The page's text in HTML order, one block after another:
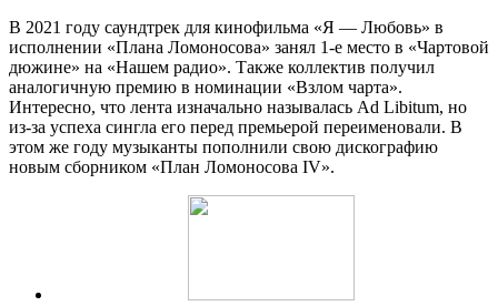
В 2021 году саундтрек для кинофильма «Я — Любовь» в
исполнении «Плана Ломоносова» занял 1-е место в «Чартовой
дюжине» на «Нашем радио». Также коллектив получил
аналогичную премию в номинации «Взлом чарта».
Интересно, что лента изначально называлась Ad Libitum, но
из-за успеха сингла его перед премьерой переименовали. В
этом же году музыканты пополнили свою дискографию
новым сборником «План Ломоносова IV».